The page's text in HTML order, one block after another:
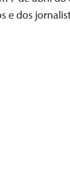
e dos